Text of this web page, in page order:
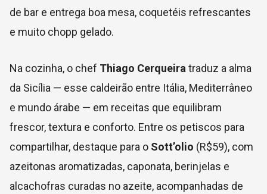
de bar e entrega boa mesa, coquetéis refrescantes
e muito chopp gelado.
Na cozinha, o chef Thiago Cerqueiratraduz a alma
da Sicília — esse caldeirão entre Itália, Mediterrâneo
e mundo árabe — em receitas que equilibram
frescor, textura e conforto. Entre os petiscos para
compartilhar, destaque para o Sott’olio (R$59), com
azeitonas aromatizadas, caponata, berinjelas e
alcachofras curadas no azeite, acompanhadas de